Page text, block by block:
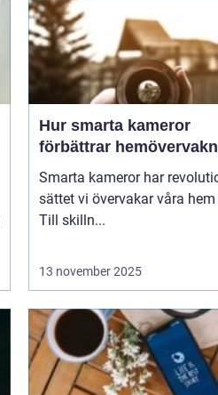
Hur smarta kameror
förbättrar
Smarta kameror har
sättet vi övervakar våra
Till skilln...
13 november 2025